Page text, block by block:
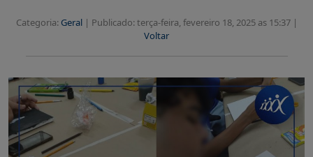
Categoria: Geral| Publicado: terça-feira, fevereiro 18, 2025 as 15:37 |
Voltar